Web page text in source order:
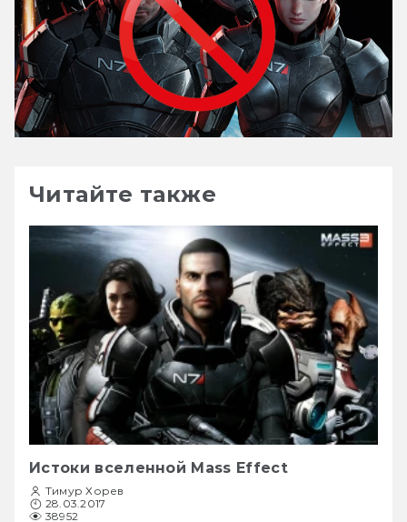
Читайте также
Истоки вселенной Mass Effect
Тимур Хорев
28.03.2017
38952